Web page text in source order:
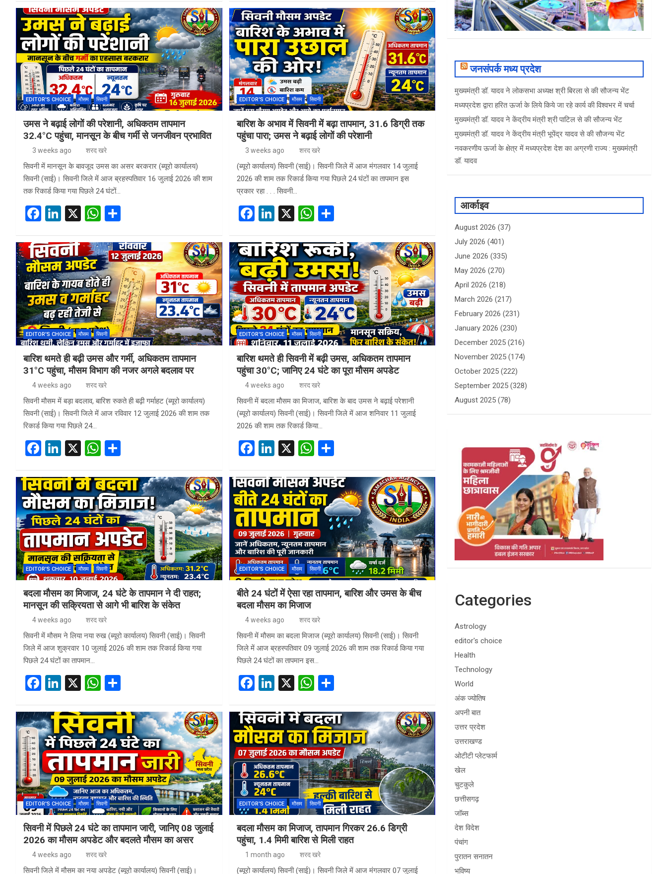
ce
b
o
o
k
ke
dI
n
at
s
A
p
p
ar
e
ce
b
o
o
k
ke
dI
n
at
s
A
p
p
ar
e
EDITOR'S CHOICE मौसम सिवनी
उमस ने बढ़ाई लोगों की परेशानी, अधिकतम तापमान
32.4°C पहुंचा, मानसून के बीच गर्मी से जनजीवन प्रभावित
3 weeks ago शरद खरे
सिवनी में मानसून के बावजूद उमस का असर बरकरार (ब्यूरो कार्यालय)
सिवनी (साई)। सिवनी जिले में आज ब्रहस्पतिवार 16 जुलाई 2026 की शाम
तक रिकार्ड किया गया पिछले 24 घंटों…
F
ce
b
o
o
k
Li
ke
dI
n
X
W
at
s
A
p
p
ar
e
EDITOR'S CHOICE मौसम सिवनी
बारिश के अभाव में सिवनी में बढ़ा तापमान, 31.6 डिग्री तक
पहुंचा पारा; उमस ने बढ़ाई लोगों की परेशानी
3 weeks ago शरद खरे
(ब्यूरो कार्यालय) सिवनी (साई)। सिवनी जिले में आज मंगलवार 14 जुलाई
2026 की शाम तक रिकार्ड किया गया पिछले 24 घंटों का तापमान इस
प्रकार रहा . . . सिवनी…
F
ce
b
o
o
k
Li
ke
dI
n
X
W
at
s
A
p
p
ar
e
EDITOR'S CHOICE मौसम सिवनी
बारिश थमते ही बढ़ी उमस और गर्मी, अधिकतम तापमान
31°C पहुंचा, मौसम विभाग की नजर अगले बदलाव पर
4 weeks ago शरद खरे
सिवनी मौसम में बड़ा बदलाव, बारिश रुकते ही बढ़ी गर्माहट (ब्यूरो कार्यालय)
सिवनी (साई)। सिवनी जिले में आज रविवार 12 जुलाई 2026 की शाम तक
रिकार्ड किया गया पिछले 24…
F
ce
b
o
o
k
Li
ke
dI
n
X
W
at
s
A
p
p
ar
e
EDITOR'S CHOICE मौसम सिवनी
बारिश थमते ही सिवनी में बढ़ी उमस, अधिकतम तापमान
पहुंचा 30°C; जानिए 24 घंटे का पूरा मौसम अपडेट
4 weeks ago शरद खरे
सिवनी में बदला मौसम का मिजाज, बारिश के बाद उमस ने बढ़ाई परेशानी
(ब्यूरो कार्यालय) सिवनी (साई)। सिवनी जिले में आज शनिवार 11 जुलाई
2026 की शाम तक रिकार्ड किया…
F
ce
b
o
o
k
Li
ke
dI
n
X W
at
s
A
p
p
S
ar
e
EDITOR'S CHOICE मौसम सिवनी
बदला मौसम का मिजाज, 24 घंटे के तापमान ने दी राहत;
मानसून की सक्रियता से आगे भी बारिश के संकेत
4 weeks ago शरद खरे
सिवनी में मौसम ने लिया नया रुख (ब्यूरो कार्यालय) सिवनी (साई)। सिवनी
जिले में आज शुक्रवार 10 जुलाई 2026 की शाम तक रिकार्ड किया गया
पिछले 24 घंटों का तापमान…
F
ce
b
o
o
k
Li
ke
dI
n
X
W
at
s
A
p
p
ar
e
EDITOR'S CHOICE मौसम सिवनी
बीते 24 घंटों में ऐसा रहा तापमान, बारिश और उमस के बीच
बदला मौसम का मिजाज
4 weeks ago शरद खरे
सिवनी में मौसम का बदला मिजाज (ब्यूरो कार्यालय) सिवनी (साई)। सिवनी
जिले में आज ब्रहस्पतिवार 09 जुलाई 2026 की शाम तक रिकार्ड किया गया
पिछले 24 घंटों का तापमान इस…
F
ce
b
o
o
k
Li
ke
dI
n
X W
at
s
A
p
p
S
ar
e
EDITOR'S CHOICE मौसम सिवनी
सिवनी में पिछले 24 घंटे का तापमान जारी, जानिए 08 जुलाई
2026 का मौसम अपडेट और बदलते मौसम का असर
4 weeks ago शरद खरे
सिवनी जिले में मौसम का नया अपडेट (ब्यूरो कार्यालय) सिवनी (साई)।
EDITOR'S CHOICE मौसम सिवनी
बदला मौसम का मिजाज, तापमान गिरकर 26.6 डिग्री
पहुंचा, 1.4 मिमी बारिश से मिली राहत
1 month ago शरद खरे
(ब्यूरो कार्यालय) सिवनी (साई)। सिवनी जिले में आज मंगलवार 07 जुलाई
जनसंपर्क मध्य प्रदेश
मुख्यमंत्री डॉ. यादव ने लोकसभा अध्यक्ष श्री बिरला से की सौजन्य भेंट
मध्यप्रदेश द्वारा हरित ऊर्जा के लिये किये जा रहे कार्य की विश्वभर में चर्चा
मुख्यमंत्री डॉ. यादव ने केंद्रीय मंत्री श्री पाटिल से की सौजन्य भेंट
मुख्यमंत्री डॉ. यादव ने केंद्रीय मंत्री भूपेंद्र यादव से की सौजन्य भेंट
नवकरणीय ऊर्जा के क्षेत्र में मध्यप्रदेश देश का अग्रणी राज्य : मुख्यमंत्री
डॉ. यादव
आर्काइव
August 2026 (37)
July 2026 (401)
June 2026 (335)
May 2026 (270)
April 2026 (218)
March 2026 (217)
February 2026 (231)
January 2026 (230)
December 2025 (216)
November 2025 (174)
October 2025 (222)
September 2025 (328)
August 2025 (78)
Categories
Astrology
editor's choice
Health
Technology
World
अंक ज्योतिष
अपनी बात
उत्तर प्रदेश
उत्तराखण्ड
ओटीटी प्लेटफार्म
खेल
चुटकुले
छत्तीसगढ़
जॉब्स
देश विदेश
पंचांग
पुरातन सनातन
भविष्य